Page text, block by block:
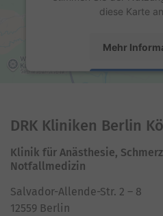
diese Karte
Mehr
DRK Kliniken Berlin
Klinik für Anästhesie,
Notfallmedizin
Salvador-Allende-Str. 2 – 8
12559 Berlin